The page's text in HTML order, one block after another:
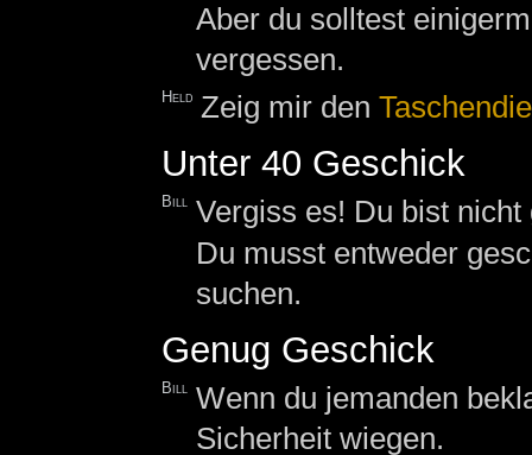
Aber du solltest
vergessen.
Held Zeig mir den
Unter 40 Geschick
Bill Vergiss es! Du bist
Du musst entweder
suchen.
Genug Geschick
Bill Wenn du jemanden
Sicherheit wiegen.